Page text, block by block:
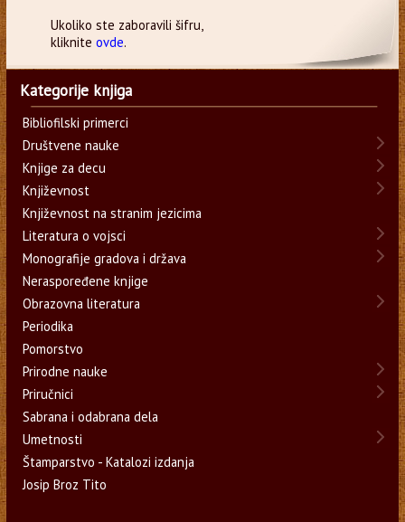
Ukoliko ste zaboravili šifru,
kliknite ovde.
Kategorije knjiga
Bibliofilski primerci
Društvene nauke
Knjige za decu
Književnost
Književnost na stranim jezicima
Literatura o vojsci
Monografije gradova i država
Neraspoređene knjige
Obrazovna literatura
Periodika
Pomorstvo
Prirodne nauke
Priručnici
Sabrana i odabrana dela
Umetnosti
Štamparstvo - Katalozi izdanja
Josip Broz Tito